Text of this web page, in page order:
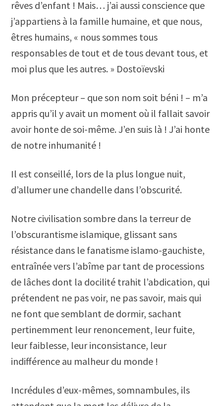
rêves d’enfant ! Mais… j’ai aussi conscience que
j’appartiens à la famille humaine, et que nous,
êtres humains, « nous sommes tous
responsables de tout et de tous devant tous, et
moi plus que les autres. » Dostoïevski
Mon précepteur – que son nom soit béni ! – m’a
appris qu’il y avait un moment où il fallait savoir
avoir honte de soi-même. J’en suis là ! J’ai honte
de notre inhumanité !
Il est conseillé, lors de la plus longue nuit,
d’allumer une chandelle dans l’obscurité.
Notre civilisation sombre dans la terreur de
l’obscurantisme islamique, glissant sans
résistance dans le fanatisme islamo-gauchiste,
entraînée vers l’abîme par tant de processions
de lâches dont la docilité trahit l’abdication, qui
prétendent ne pas voir, ne pas savoir, mais qui
ne font que semblant de dormir, sachant
pertinemment leur renoncement, leur fuite,
leur faiblesse, leur inconsistance, leur
indifférence au malheur du monde !
Incrédules d’eux-mêmes, somnambules, ils